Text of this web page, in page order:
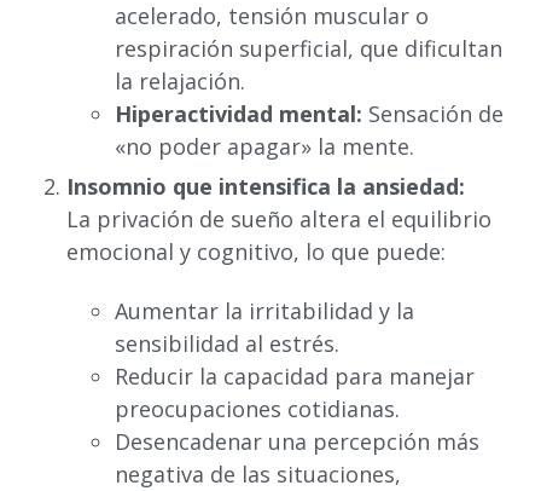
acelerado, tensión muscular o
respiración superficial, que dificultan
la relajación.
Hiperactividad mental: Sensación de
«no poder apagar» la mente.
Insomnio que intensifica la ansiedad:
La privación de sueño altera el equilibrio
emocional y cognitivo, lo que puede:
Aumentar la irritabilidad y la
sensibilidad al estrés.
Reducir la capacidad para manejar
preocupaciones cotidianas.
Desencadenar una percepción más
negativa de las situaciones,